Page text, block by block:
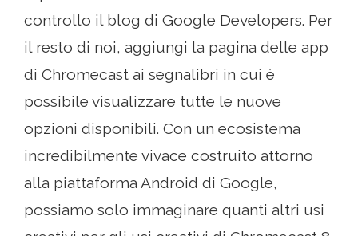
controllo il blog di Google Developers. Per
il resto di noi, aggiungi la pagina delle app
di Chromecast ai segnalibri in cui è
possibile visualizzare tutte le nuove
opzioni disponibili. Con un ecosistema
incredibilmente vivace costruito attorno
alla piattaforma Android di Google,
possiamo solo immaginare quanti altri usi